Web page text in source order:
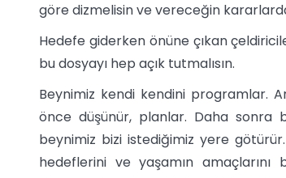
göre dizmelisin ve vereceğin
Hedefe giderken önüne çıkan
bu dosyayı hep açık tutmalısın.
Beynimiz kendi kendini programlar.
önce düşünür, planlar. Daha sonra
beynimiz bizi istediğimiz yere
hedeflerini ve yaşamın amaçlarını